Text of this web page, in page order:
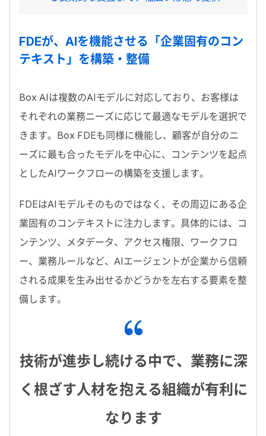
FDEが、 AIを機能させる「企業固有のコン
テキスト」を構築・整備
Box AI は複数のAIモデルに対応しており、お客様は
それぞれの業務ニーズに応じて最適なモデルを選択で
きます。 Box FDEも同様に機能し、顧客が自分のニ
ーズに最も合ったモデルを中心に、コンテンツを起点
としたAI ワークフローの構築を支援します。
FDEはAIモデルそのものではなく、その周辺にある企
業固有のコンテキストに注力します。具体的には、コ
ンテンツ、メタデータ、アクセス権限、ワークフロ
ー、業務ルールなど、 AIエージェントが企業から信頼
される成果を生み出せるかどうかを左右する要素を整
備します。
技術が進歩し続ける中で、業務に深
く根ざす人材を抱える組織が有利に
なります